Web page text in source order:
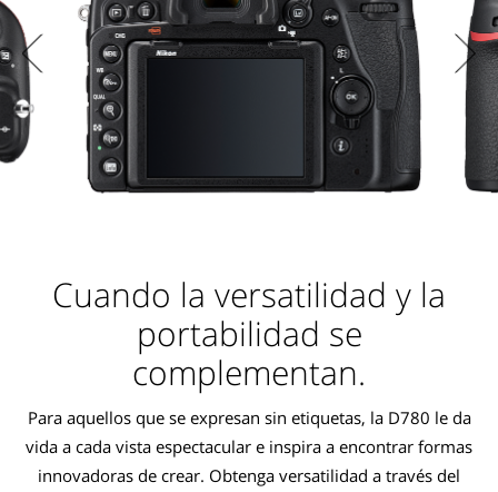
Cuando la versatilidad y la
portabilidad se
complementan.
Para aquellos que se expresan sin etiquetas, la D780 le da
vida a cada vista espectacular e inspira a encontrar formas
innovadoras de crear. Obtenga versatilidad a través del